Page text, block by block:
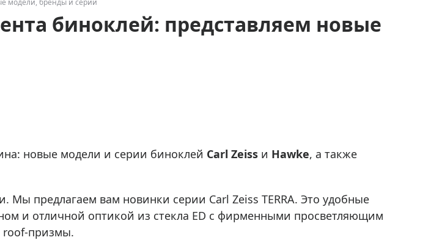
Наборы исследователя Bresser Junior
Средства для очистки оптики
Фонари
Элементы питания, карты памяти
Цифровые уровни и угломеры
Лазерные дальномеры
Термометры кулинарные (термощупы)
Видеоэндоскопы
модели, бренды и серии
биноклей: представляем новые
новые модели и серии биноклей Carl Zeiss и Hawke, а также
Мы предлагаем вам новинки серии Carl Zeiss TERRA. Это удобные
и отличной оптикой из стекла ED с фирменными просветляющим
roof-призмы.